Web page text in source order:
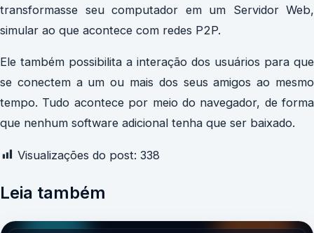
transformasse seu computador em um Servidor Web,
simular ao que acontece com redes P2P.
Ele também possibilita a interação dos usuários para que
se conectem a um ou mais dos seus amigos ao mesmo
tempo. Tudo acontece por meio do navegador, de forma
que nenhum software adicional tenha que ser baixado.
Visualizações do post: 338
Leia também